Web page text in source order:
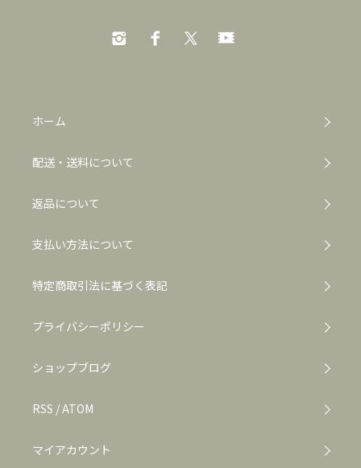
ホーム
配送・送料について
返品について
支払い方法について
特定商取引法に基づく表記
プライバシーポリシー
ショップブログ
RSS /ATOM
マイアカウント